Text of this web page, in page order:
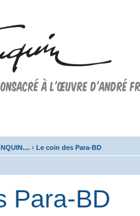
‹ Le coin des Para-BD
Para-BD